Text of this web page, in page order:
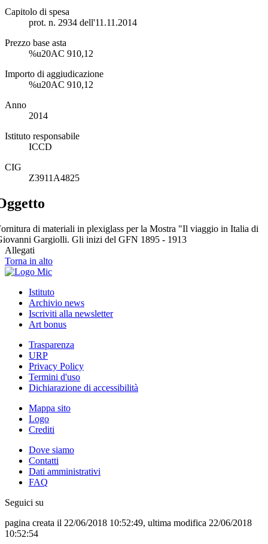
Capitolo di spesa
prot. n. 2934 dell'11.11.2014
Prezzo base asta
%u20AC 910,12
Importo di aggiudicazione
%u20AC 910,12
Anno
2014
Istituto responsabile
ICCD
CIG
Z3911A4825
di materiali in plexiglass per la Mostra "Il viaggio in Italia di
Gargiolli. Gli inizi del GFN 1895 - 1913
Allegati
Torna in alto
Istituto
Archivio news
Iscriviti alla newsletter
Art bonus
Trasparenza
URP
Privacy Policy
Termini d'uso
Dichiarazione di accessibilità
Mappa sito
Logo
Crediti
Dove siamo
Contatti
Dati amministrativi
FAQ
Seguici su
pagina creata il 22/06/2018 10:52:49, ultima modifica 22/06/2018
10:52:54